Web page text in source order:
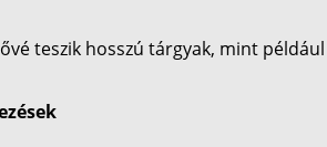
teszik hosszú tárgyak, mint